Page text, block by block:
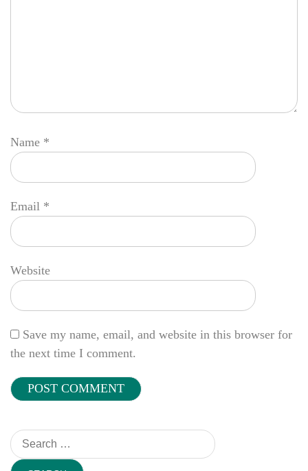
Name *
Email *
Website
Save my name, email, and website in this browser for
the next time I comment.
Search
for: